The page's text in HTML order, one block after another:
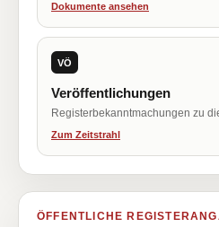
Dokumente ansehen
VÖ
Veröffentlichungen
Registerbekanntmachungen zu
Zum Zeitstrahl
ÖFFENTLICHE